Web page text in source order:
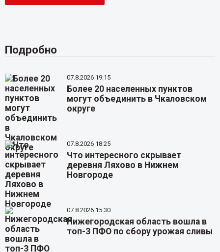
Подробно
07.8.2026 19:15
Более 20 населенных пунктов
могут объединить в Чкаловском
округе
07.8.2026 18:25
Что интересного скрывает
деревня Ляхово в Нижнем
Новгороде
07.8.2026 15:30
Нижегородская область вошла в
топ-3 ПФО по сбору урожая сливы